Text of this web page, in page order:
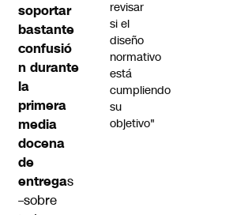
soportar
bastante
confusió
n durante
la
primera
media
docena
de
entregas
–sobre
revisar
si el
diseño
normativo
está
cumpliendo
su
objetivo"